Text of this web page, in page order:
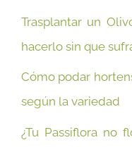
Trasplantar un
hacerlo sin que
Cómo podar
según la variedad
¿Tu Passiflora no